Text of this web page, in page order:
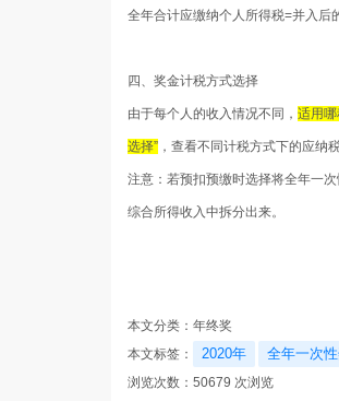
全年合计应缴纳个人所得税=并入后
四、奖金计税方式选择
由于每个人的收入情况不同， 适用
选择” ，查看不同计税方式下的应纳税
注意：若预扣预缴时选择将全年一
综合所得收入中拆分出来。
本文分类： 年终奖
本文标签：
2020年 全年一次
浏览次数： 50679 次浏览